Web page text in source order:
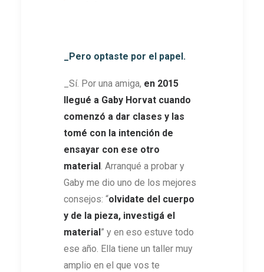
_Pero optaste por el papel.
_Sí. Por una amiga, en 2015
llegué a Gaby Horvat cuando
comenzó a dar clases y las
tomé con la intención de
ensayar con ese otro
material. Arranqué a probar y
Gaby me dio uno de los mejores
consejos: “olvidate del cuerpo
y de la pieza, investigá el
material” y en eso estuve todo
ese año. Ella tiene un taller muy
amplio en el que vos te